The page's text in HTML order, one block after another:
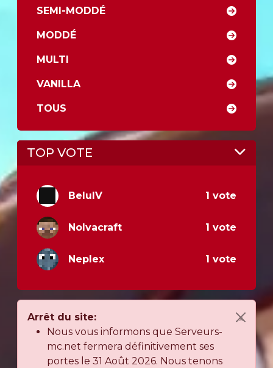
SEMI-MODDÉ
MODDÉ
MULTI
VANILLA
TOUS
TOP VOTE
BeluIV 1 vote
Nolvacraft 1 vote
Neplex 1 vote
Arrêt du site:
Nous vous informons que Serveurs-
mc.net fermera définitivement ses
portes le 31 Août 2026. Nous tenons
×